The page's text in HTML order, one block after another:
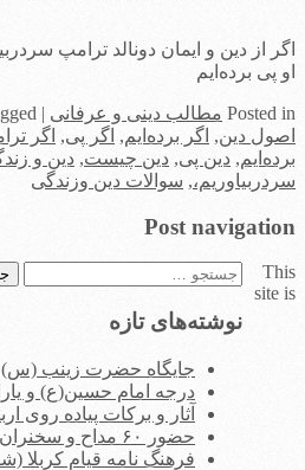
اگر از دین و ایمان دونالد ترامپ
او پی برده‌ایم
Posted in مطالب دینی و عرفانی |
اصول دین, اگر برده‌ایم, اگر پی, اگر
برده‌ایم, دین پی, دین چیست, دین و
سردربیاوریم،, سوالات دین وزندگی
Post navigation
جستجو
نوشته‌های تازه
جایگاه حضرت زینب (س)
درجه امام حسین(ع) و
آثار و برکات پیاده روی
حضور ۶۰ مداح و سخنران سرشناس در اربعین امسال
فرهنگ نامه قیام کربلا
This
site is